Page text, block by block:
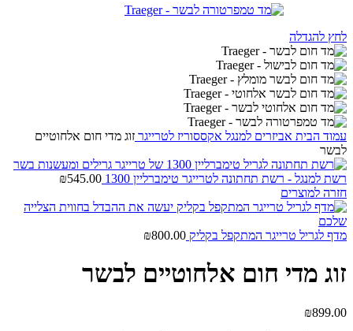
לחץ להגדלה
עמוד הבית אביזרים למנגל אקססוריז לטרייגר זוג מדי חום אלחוטיים
לבשר
רשת למנגל - רשת תחתונה לטרייגר טימברליין 1300 ₪545.00
חזרה למוצרים
מדף לגריל טרייגר המתקפל בקליק ₪800.00
זוג מדי חום אלחוטיים לבשר
₪899.00